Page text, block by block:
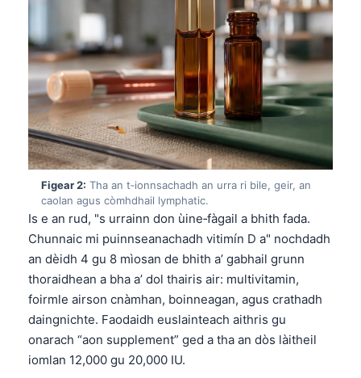
Figear 2: Tha an t‑ionnsachadh an urra ri bile, geir, an
caolan agus còmhdhail lymphatic.
Is e an rud, "s urrainn don ùine‑fàgail a bhith fada.
Chunnaic mi puinnseanachadh vitimín D a" nochdadh
an dèidh 4 gu 8 mìosan de bhith a’ gabhail grunn
thoraidhean a bha a’ dol thairis air: multivitamin,
foirmle airson cnàmhan, boinneagan, agus crathadh
daingnichte. Faodaidh euslainteach aithris gu
onarach “aon supplement” ged a tha an dòs làitheil
iomlan 12,000 gu 20,000 IU.